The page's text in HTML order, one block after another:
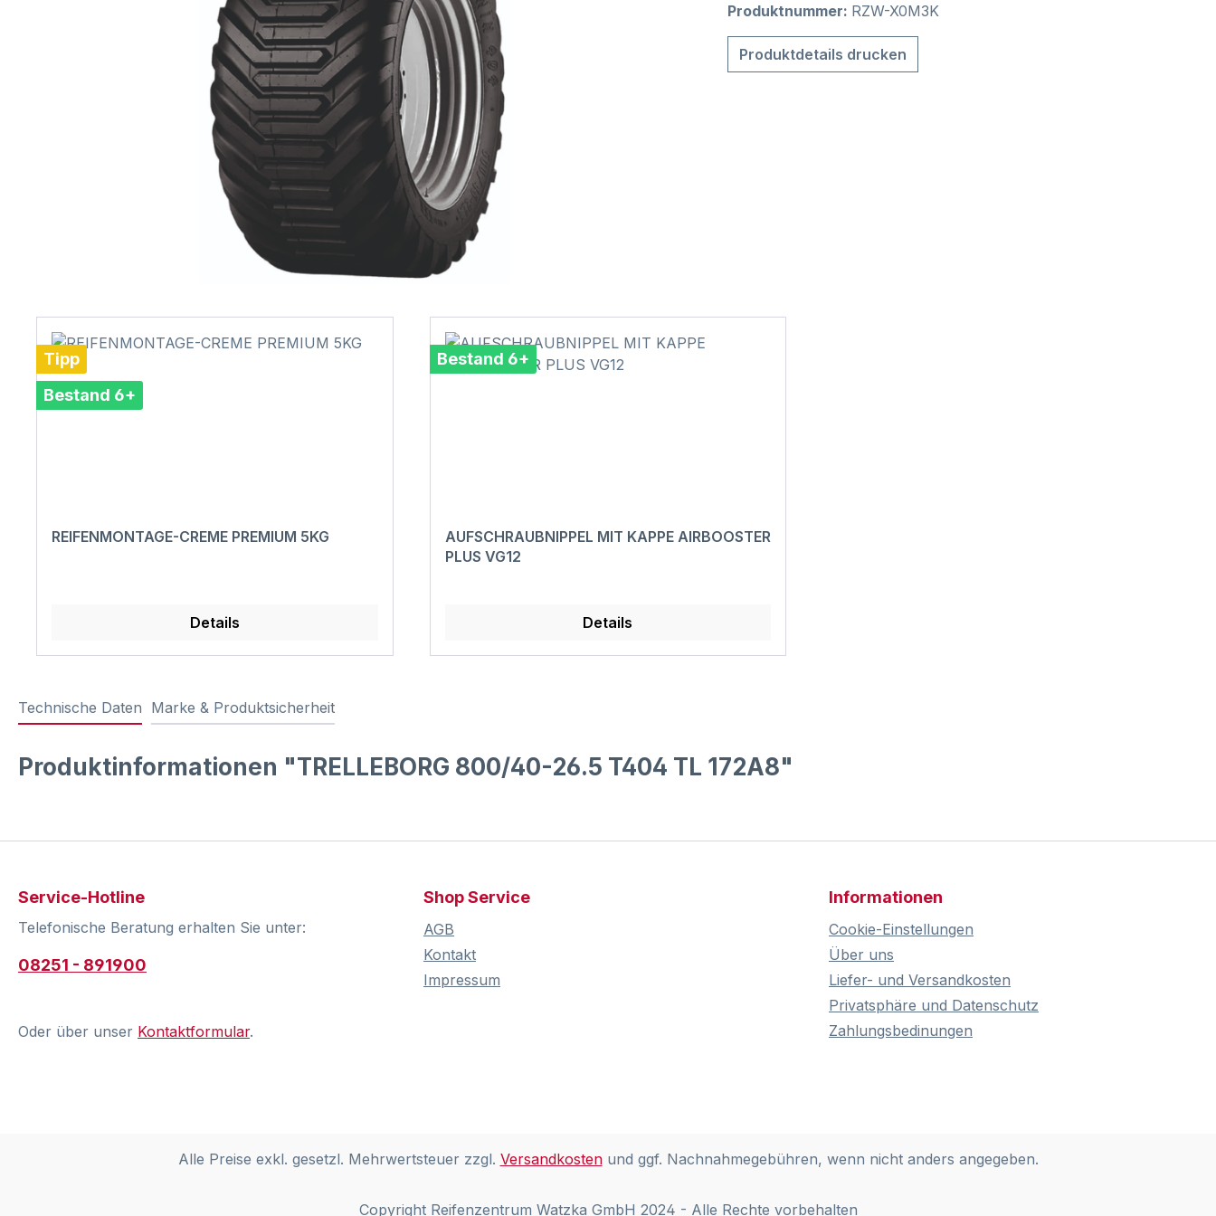
Produktnummer: RZW-X0M3K
Produktdetails drucken
Tipp
Bestand 6+
REIFENMONTAGE-CREME PREMIUM 5KG
Details
Bestand 6+
AUFSCHRAUBNIPPEL MIT KAPPE AIRBOOSTER
PLUS VG12
Details
Technische Daten Marke & Produktsicherheit
Produktinformationen "TRELLEBORG 800/40-26.5 T404 TL 172A8"
Service-Hotline
Telefonische Beratung erhalten Sie unter:
08251 - 891900
Oder über unser Kontaktformular.
Shop Service
AGB
Kontakt
Impressum
Informationen
Cookie-Einstellungen
Über uns
Liefer- und Versandkosten
Privatsphäre und Datenschutz
Zahlungsbedinungen
Alle Preise exkl. gesetzl. Mehrwertsteuer zzgl. Versandkostenund ggf. Nachnahmegebühren, wenn nicht anders angegeben.
Copyright Reifenzentrum Watzka GmbH 2024 - Alle Rechte vorbehalten